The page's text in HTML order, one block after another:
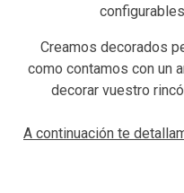
Creamos decorados
como contamos con un
decorar vuestro
A continuación te